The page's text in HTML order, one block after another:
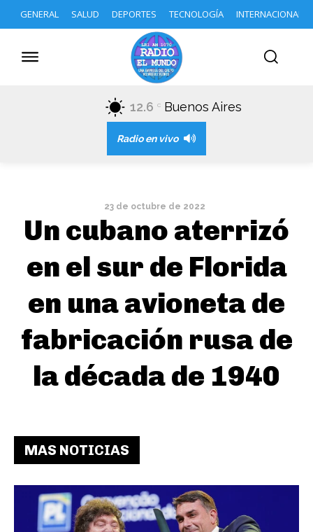
GENERAL SALUD DEPORTES TECNOLOGÍA INTERNACIONAL
12.6 C Buenos Aires
Radio en vivo
23 de octubre de 2022
Un cubano aterrizó
en el sur de Florida
en una avioneta de
fabricación rusa de
la década de 1940
MAS NOTICIAS